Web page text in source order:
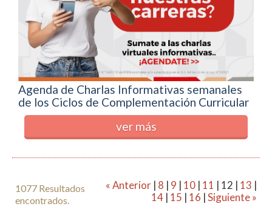
Agenda de Charlas Informativas semanales
de los Ciclos de Complementación Curricular
ver más
1077 Resultados
encontrados.
« Anterior | 8 | 9 | 10 | 11 | 12 | 13 |
14 | 15 | 16 |Siguiente »